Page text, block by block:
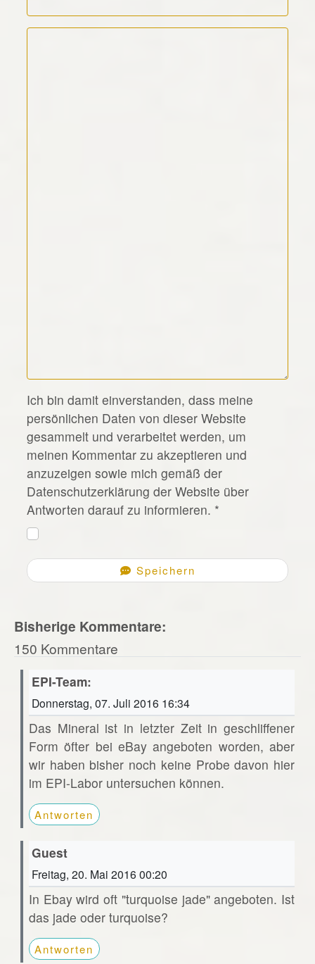
Kommentar Text
*
Ich bin damit einverstanden, dass meine
persönlichen Daten von dieser Website
gesammelt und verarbeitet werden, um
meinen Kommentar zu akzeptieren und
anzuzeigen sowie mich gemäß der
Datenschutzerklärung der Website über
Antworten darauf zu informieren. *
Speichern
Bisherige Kommentare:
150 Kommentare
EPI-Team:
Donnerstag, 07. Juli 2016 16:34
Das Mineral ist in letzter Zeit in geschliffener
Form öfter bei eBay angeboten worden, aber
wir haben bisher noch keine Probe davon hier
im EPI-Labor untersuchen können.
Antworten
Guest
Freitag, 20. Mai 2016 00:20
In Ebay wird oft "turquoise jade" angeboten. Ist
das jade oder turquoise?
Antworten